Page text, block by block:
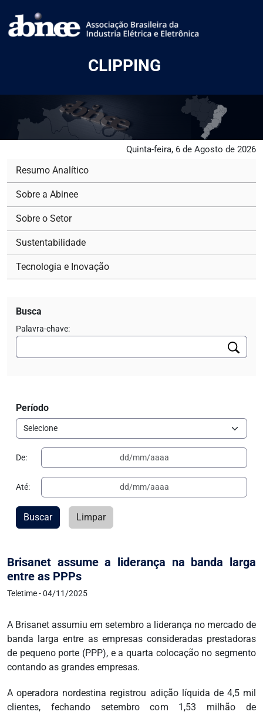
CLIPPING
Quinta-feira, 6 de Agosto de 2026
Brisanet assume a liderança na banda larga
entre as PPPs
Teletime - 04/11/2025
A Brisanet assumiu em setembro a liderança no mercado de
banda larga entre as empresas consideradas prestadoras
de pequeno porte (PPP), e a quarta colocação no segmento
contando as grandes empresas.
A operadora nordestina registrou adição líquida de 4,5 mil
clientes, fechando setembro com 1,53 milhão de
Resumo Analítico
Sobre a Abinee
Sobre o Setor
Sustentabilidade
Tecnologia e Inovação
Busca
Palavra-chave:
Período
De:
Até:
Buscar Limpar